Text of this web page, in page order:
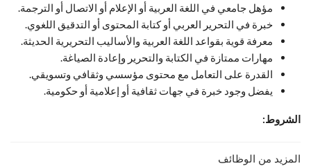
مؤهل جامعي في اللغة العربية أو الإعلام أو الاتصال أو الترجمة.
خبرة في التحرير العربي أو كتابة المحتوى أو التدقيق اللغوي.
معرفة قوية بقواعد اللغة العربية والأساليب التحريرية الحديثة.
مهارات ممتازة في الكتابة والتحرير وإعادة الصياغة.
القدرة على التعامل مع محتوى مؤسسي وثقافي وتسويقي.
يفضل وجود خبرة في جهات ثقافية أو إعلامية أو حكومية.
الشروط:
المزيد من الوظائف